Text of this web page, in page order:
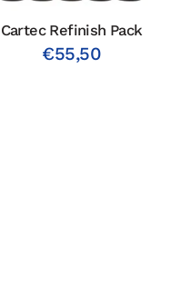
Cartec Refinish Pack
€55,50